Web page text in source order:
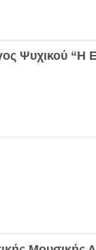
Βιωματική
Ψυχικού